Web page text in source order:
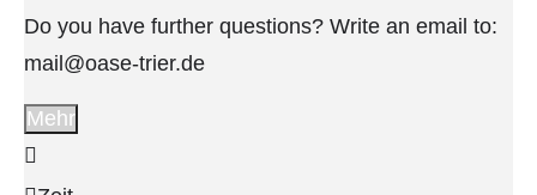
Do you have further questions? Write an email to:
mail@oase-trier.de
Mehr